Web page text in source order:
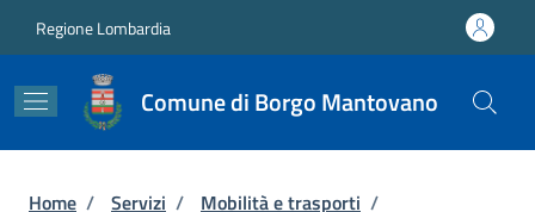
Regione Lombardia
Comune di Borgo Mantovano
Home / Servizi / Mobilità e trasporti /